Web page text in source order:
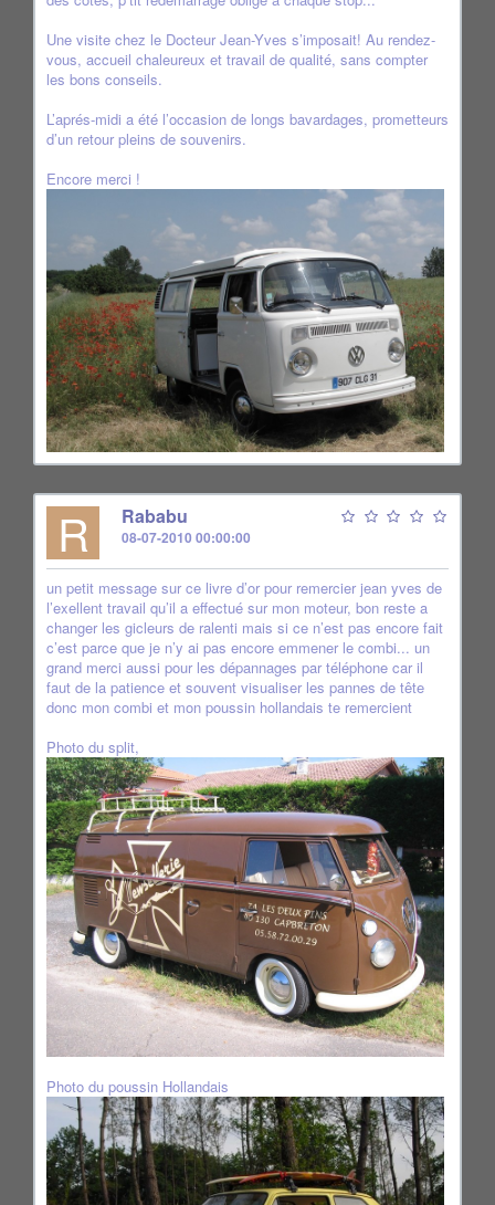
Une visite chez le Docteur Jean-Yves s’imposait! Au rendez-
vous, accueil chaleureux et travail de qualité, sans compter
les bons conseils.
L’aprés-midi a été l’occasion de longs bavardages, prometteurs
d’un retour pleins de souvenirs.
Encore merci !
R Rababu
08-07-2010 00:00:00
un petit message sur ce livre d’or pour remercier jean yves de
l’exellent travail qu’il a effectué sur mon moteur, bon reste a
changer les gicleurs de ralenti mais si ce n’est pas encore fait
c’est parce que je n’y ai pas encore emmener le combi... un
grand merci aussi pour les dépannages par téléphone car il
faut de la patience et souvent visualiser les pannes de tête
donc mon combi et mon poussin hollandais te remercient
Photo du split,
Photo du poussin Hollandais